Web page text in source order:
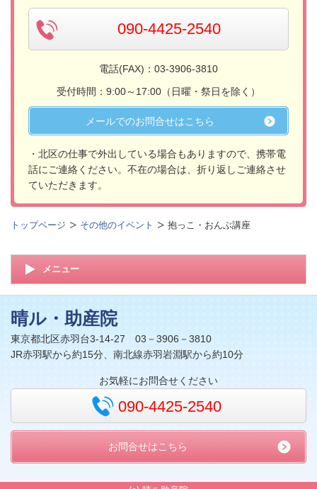
090-4425-2540
電話(FAX)：03-3906-3810
受付時間：9:00～17:00（日曜・祭日を除く）
メールでのお問合せはこちら
・北区の仕事で外出している場合もありますので、携帯電
話にご連絡ください。不在の場合は、折り返しご連絡させ
ていただきます。
トップページ その他のイベント 抱っこ・おんぶ講座
メニュー
晴ル・助産院
東京都北区赤羽台3-14-27 03－3906－3810
JR赤羽駅から約15分、南北線赤羽岩淵駅から約10分
お気軽にお問合せください
090-4425-2540
お問合せはこちら